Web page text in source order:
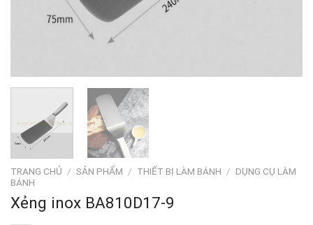
TRANG CHỦ / SẢN PHẨM / THIẾT BỊ LÀM BÁNH / DỤNG CỤ LÀM
BÁNH
Xẻng inox BA810D17-9